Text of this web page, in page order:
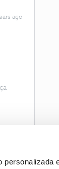
personalizada
ago